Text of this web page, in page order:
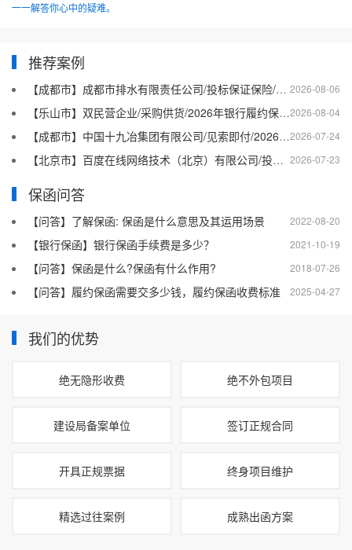
一一解答你心中的疑难。
推荐案例
2026-08-06
【成都市】成都市排水有限责任公司/投标保证保险/2026银行投标保函十三
2026-08-04
【乐山市】双民营企业/采购供货/2026年银行履约保函四十二
2026-07-24
【成都市】中国十九冶集团有限公司/见索即付/2026年银行履约保函四十一
2026-07-23
【北京市】百度在线网络技术（北京）有限公司/投标保函/2026银行投标保函十二
保函问答
2022-08-20
【问答】了解保函: 保函是什么意思及其运用场景
2021-10-19
【银行保函】银行保函手续费是多少？
2018-07-26
【问答】保函是什么?保函有什么作用?
2025-04-27
【问答】履约保函需要交多少钱，履约保函收费标准
我们的优势
绝无隐形收费 绝不外包项目
建设局备案单位 签订正规合同
开具正规票据 终身项目维护
精选过往案例 成熟出函方案